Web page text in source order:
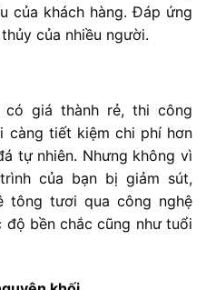
của khách hàng. Đáp ứng
của nhiều người.
có giá thành rẻ, thi công
càng tiết kiệm chi phí hơn
tự nhiên. Nhưng không vì
của bạn bị giảm sút,
tông tươi qua công nghệ
độ bền chắc cũng như tuổi